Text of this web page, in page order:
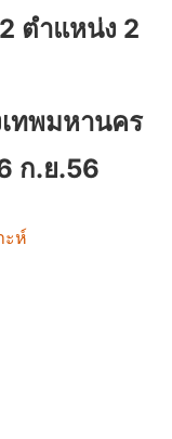
ตำแหน่ง 2
ทพมหานคร
ก.ย.56